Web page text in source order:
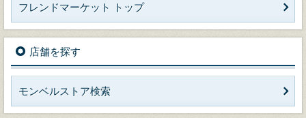
フレンドマーケット トップ
店舗を探す
モンベルストア検索